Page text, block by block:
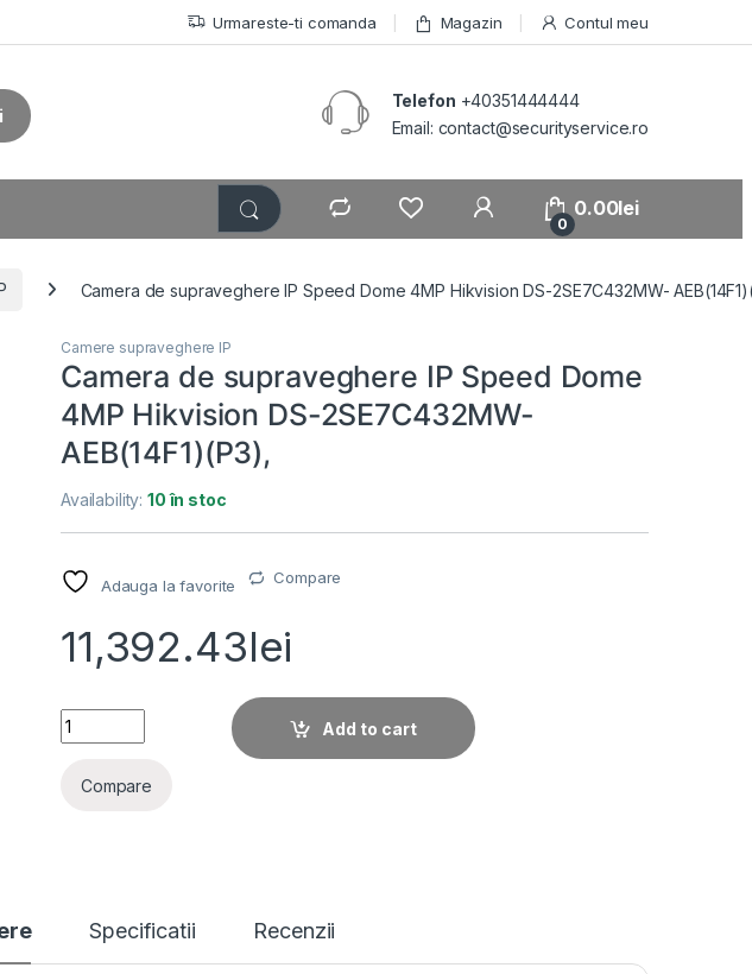
Urmareste-ti comanda Magazin Contul meu
Telefon +40351444444
Email: contact@securityservice.ro
0
0.00lei
Camera de supraveghere IP Speed Dome 4MP Hikvision DS-2SE7C432MW-
Camere supraveghere IP
Camera de supraveghere IP Speed Dome
4MP Hikvision DS-2SE7C432MW-
AEB(14F1)(P3),
Availability:10 în stoc
Adauga la favorite Compare
11,392.43lei
Camera de supraveghere IP Speed Dome 4MP Hikvision DS-2SE7C432MW-
Add to cart
Compare
Specificatii Recenzii